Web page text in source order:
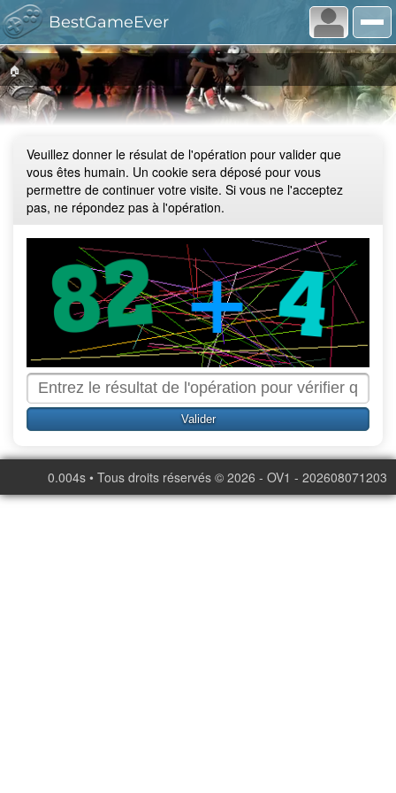
BestGameEver
🏠
Veuillez donner le résulat de l'opération pour valider que
vous êtes humain. Un cookie sera déposé pour vous
permettre de continuer votre visite. Si vous ne l'acceptez
pas, ne répondez pas à l'opération.
0.004s • Tous droits réservés © 2026 - OV1 - 202608071203